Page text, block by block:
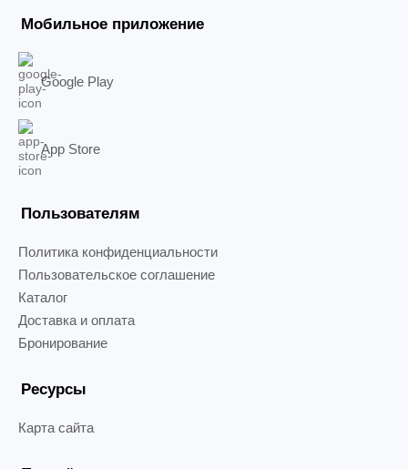
Мобильное приложение
Google Play
App Store
Пользователям
Политика конфиденциальности
Пользовательское соглашение
Каталог
Доставка и оплата
Бронирование
Ресурсы
Карта сайта